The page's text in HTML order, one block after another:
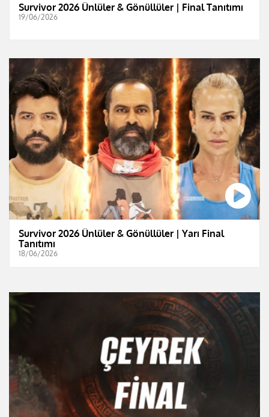
Survivor 2026 Ünlüler & Gönüllüler | Final Tanıtımı
19/06/2026
Survivor 2026 Ünlüler & Gönüllüler | Yarı Final
Tanıtımı
18/06/2026